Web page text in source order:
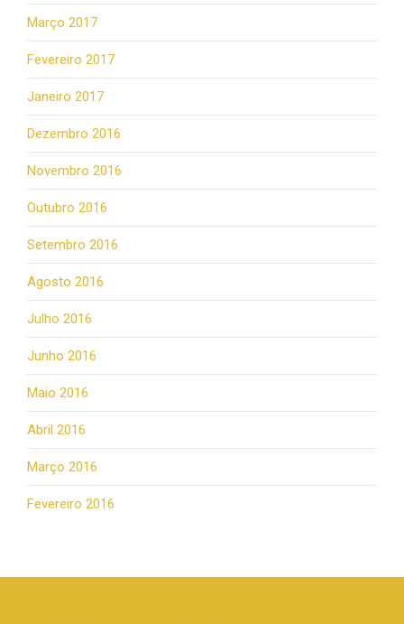
Março 2017
Fevereiro 2017
Janeiro 2017
Dezembro 2016
Novembro 2016
Outubro 2016
Setembro 2016
Agosto 2016
Julho 2016
Junho 2016
Maio 2016
Abril 2016
Março 2016
Fevereiro 2016